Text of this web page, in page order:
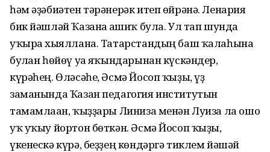
һәм әҙәбиәтен тәрәнерәк итеп өйрәнә. Ленария
бик йәшләй Ҡазанға ғашиҡ була. Ул тап шунда
уҡырға хыяллана. Татарстандың баш ҡалаһына
булған һөйөү уға яҡындарынан күскәндер,
күрәһең. Өләсәһе, Әсмә Йосоп ҡыҙы, үҙ
заманында Ҡазан педагогия институтын
тамамлаған, ҡыҙҙары Линиза менән Луиза ла ошо
уҡ уҡыу йортон бөткән. Әсмә Йосоп ҡыҙы,
үкенескә күрә, беҙҙең көндәргә тиклем йәшәй